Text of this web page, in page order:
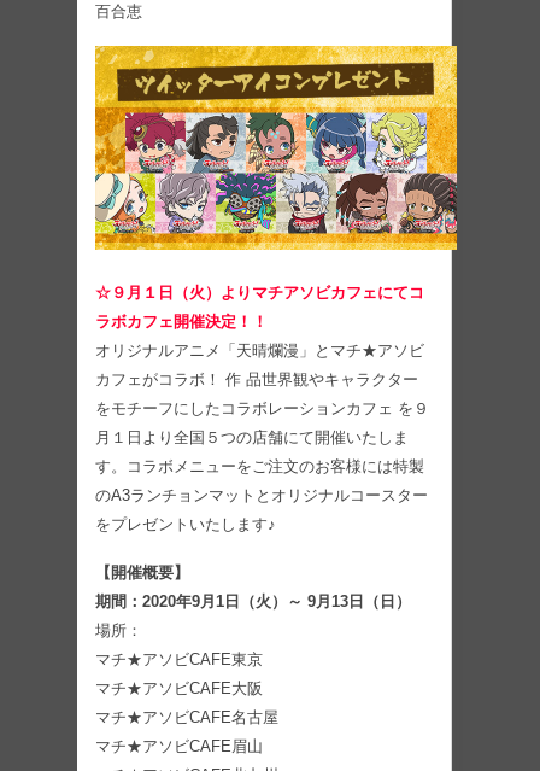
百合恵
☆９月１日（火）よりマチアソビカフェにてコ
ラボカフェ開催決定！！
オリジナルアニメ「天晴爛漫」とマチ★アソビ
カフェがコラボ！ 作 品世界観やキャラクター
をモチーフにしたコラボレーションカフェ を９
月１日より全国５つの店舗にて開催いたしま
す。コラボメニューをご注文のお客様には特製
のA3ランチョンマットとオリジナルコースター
をプレゼントいたします♪
【開催概要】
期間：2020年9月1日（火）～ 9月13日（日）
場所：
マチ★アソビCAFE東京
マチ★アソビCAFE大阪
マチ★アソビCAFE名古屋
マチ★アソビCAFE眉山